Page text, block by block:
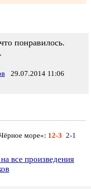
понравилось.
29.07.2014 11:06
море»: 12-3 2-1
все произведения